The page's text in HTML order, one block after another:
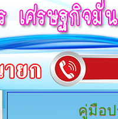
คู่มือ